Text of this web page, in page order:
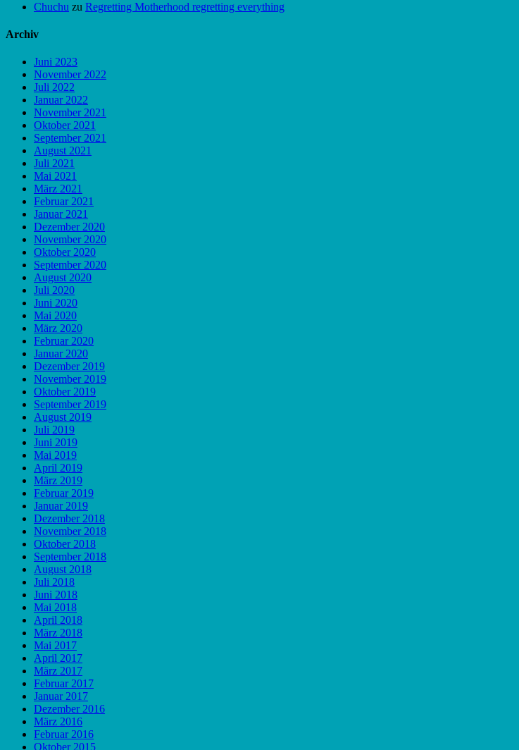
Chuchu zu Regretting Motherhood regretting everything
Archiv
Juni 2023
November 2022
Juli 2022
Januar 2022
November 2021
Oktober 2021
September 2021
August 2021
Juli 2021
Mai 2021
März 2021
Februar 2021
Januar 2021
Dezember 2020
November 2020
Oktober 2020
September 2020
August 2020
Juli 2020
Juni 2020
Mai 2020
März 2020
Februar 2020
Januar 2020
Dezember 2019
November 2019
Oktober 2019
September 2019
August 2019
Juli 2019
Juni 2019
Mai 2019
April 2019
März 2019
Februar 2019
Januar 2019
Dezember 2018
November 2018
Oktober 2018
September 2018
August 2018
Juli 2018
Juni 2018
Mai 2018
April 2018
März 2018
Mai 2017
April 2017
März 2017
Februar 2017
Januar 2017
Dezember 2016
März 2016
Februar 2016
Oktober 2015